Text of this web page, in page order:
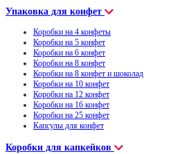
Упаковка для конфет
Коробки на 4 конфеты
Коробки на 5 конфет
Коробки на 6 конфет
Коробки на 8 конфет
Коробки на 8 конфет и шоколад
Коробки на 10 конфет
Коробки на 12 конфет
Коробки на 16 конфет
Коробки на 25 конфет
Капсулы для конфет
Коробки для капкейков